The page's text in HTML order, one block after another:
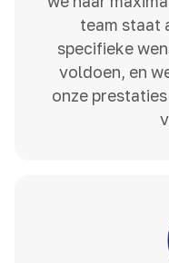
team staat
specifieke
voldoen, en
onze